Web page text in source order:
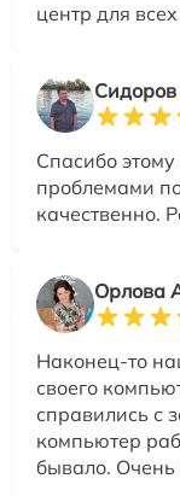
центр для
Сидоров
Спасибо
проблемами
качественно.
Орлова
Наконец-то
своего
справились с
компьютер
бывало.